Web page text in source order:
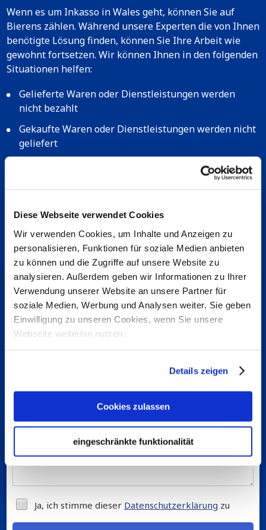
Diese Webseite verwendet Cookies
Wir verwenden Cookies, um Inhalte und Anzeigen zu
personalisieren, Funktionen für soziale Medien anbieten
zu können und die Zugriffe auf unsere Website zu
analysieren. Außerdem geben wir Informationen zu Ihrer
Verwendung unserer Website an unsere Partner für
soziale Medien, Werbung und Analysen weiter. Sie geben
Einwilligung zu unseren Cookies, wenn Sie unsere
Webseite weiterhin nutzen.
Details zeigen
Cookies zulassen
eingeschränkte funktionalität
Wenn es um Inkasso in Wales geht, können Sie auf
Bierens zählen. Während unsere Experten die von Ihnen
benötigte Lösung finden, können Sie Ihre Arbeit wie
gewohnt fortsetzen. Wir können Ihnen in den folgenden
Situationen helfen:
Gelieferte Waren oder Dienstleistungen werden
nicht bezahlt
Gekaufte Waren oder Dienstleistungen werden nicht
geliefert
Inkassospezialisten zu sprechen, können Sie uns gerne
telefonisch unter+31 413 38 09 80kontaktieren.
Kostenlose Beratungdurch die besten
Inkassospezialisten
Ja, ich stimme dieser Datenschutzerklärung zu